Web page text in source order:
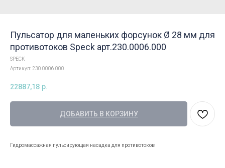
Пульсатор для маленьких форсунок Ø 28 мм для
противотоков Speck арт.230.0006.000
SPECK
Артикул: 230.0006.000
22887,18 р.
ДОБАВИТЬ В КОРЗИНУ
Гидромассажная пульсирующая насадка для противотоков